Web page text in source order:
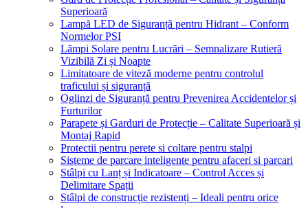
Superioară
Lampă LED de Siguranță pentru Hidrant – Conform
Normelor PSI
Lămpi Solare pentru Lucrări – Semnalizare Rutieră
Vizibilă Zi și Noapte
Limitatoare de viteză moderne pentru controlul
traficului și siguranță
Oglinzi de Siguranță pentru Prevenirea Accidentelor și
Furturilor
Parapete și Garduri de Protecție – Calitate Superioară și
Montaj Rapid
Protectii pentru perete si coltare pentru stalpi
Sisteme de parcare inteligente pentru afaceri si parcari
Stâlpi cu Lanț și Indicatoare – Control Acces și
Delimitare Spații
Stâlpi de construcție rezistenți – Ideali pentru orice